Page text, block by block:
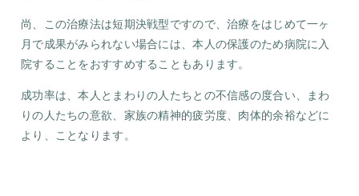
尚、この治療法は短期決戦型ですので、治療をはじめて一ヶ
月で成果がみられない場合には、本人の保護のため病院に入
院することをおすすめすることもあります。
成功率は、本人とまわりの人たちとの不信感の度合い、まわ
りの人たちの意欲、家族の精神的疲労度、肉体的余裕などに
より、ことなります。